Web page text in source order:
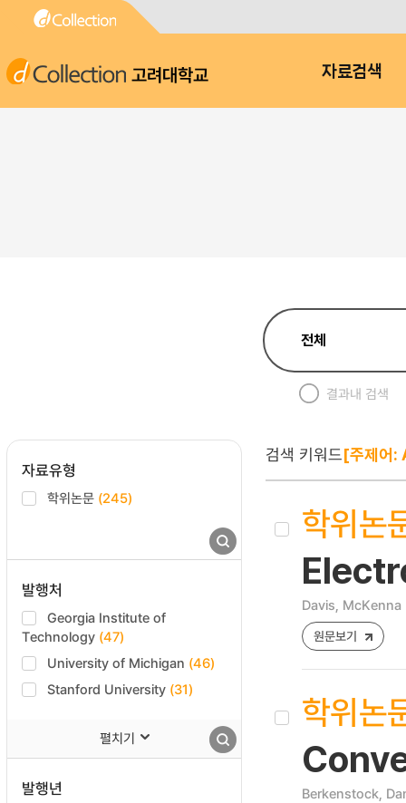
고려대학교 자료검색
결과내 검색
자료유형
학위논문 (245)
발행처
Georgia Institute of
Technology (47)
University of Michigan (46)
Stanford University (31)
펼치기
발행년
검색 키워드[주제
학위논
Davis, McKenna
원문보기
학위논
Berkenstock,